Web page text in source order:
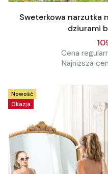
Sweterkowa narzutka
dziurami
Cena
Najniższa
Okazja
Nowość